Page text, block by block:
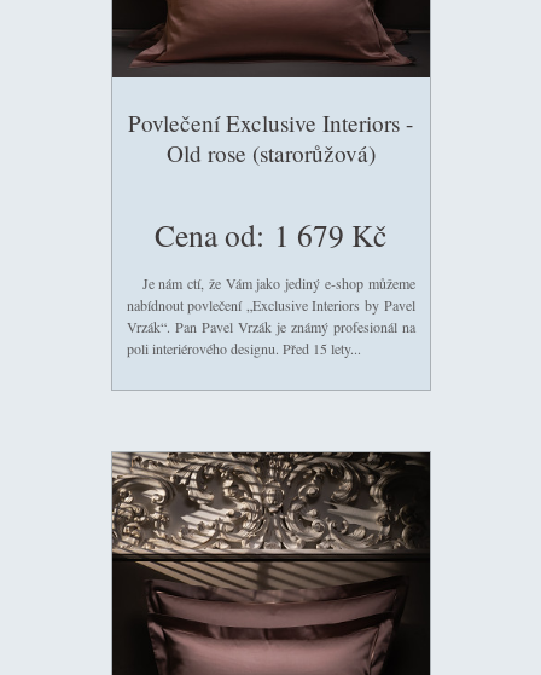
Povlečení Exclusive Interiors -
Old rose (starorůžová)
Cena od: 1 679 Kč
Je nám ctí, že Vám jako jediný e-shop můžeme
nabídnout povlečení „Exclusive Interiors by Pavel
Vrzák“. Pan Pavel Vrzák je známý profesionál na
poli interiérového designu. Před 15 lety...